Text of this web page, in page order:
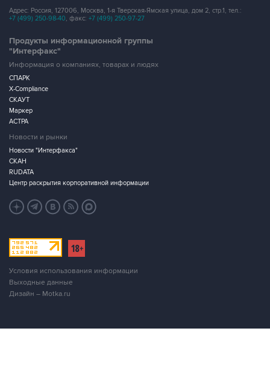
Адрес: Россия, 127006, Москва, 1-я Тверская-Ямская улица, дом 2, стр.1, тел.:
+7 (499) 250-98-40, факс: +7 (499) 250-97-27
Продукты информационной группы
"Интерфакс"
Информация о компаниях, товарах и людях
СПАРК
X-Compliance
СКАУТ
Маркер
АСТРА
Новости и рынки
Новости "Интерфакса"
СКАН
RUDATA
Центр раскрытия корпоративной информации
Условия использования информации
Выходные данные
Дизайн – Motka.ru